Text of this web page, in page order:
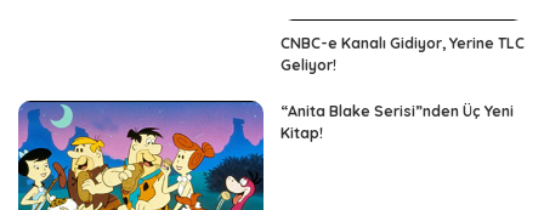
CNBC-e Kanalı Gidiyor, Yerine TLC
Geliyor!
“Anita Blake Serisi”nden Üç Yeni
Kitap!